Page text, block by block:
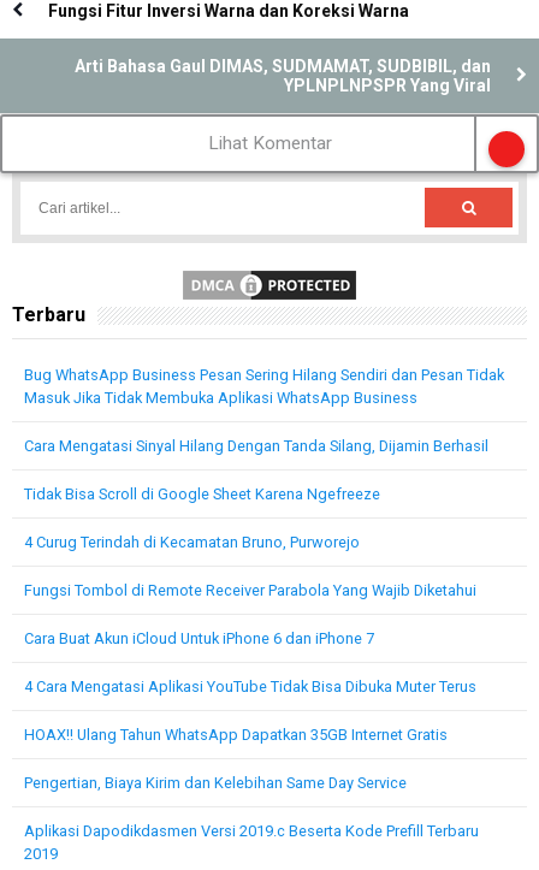
Fungsi Fitur Inversi Warna dan Koreksi Warna
Arti Bahasa Gaul DIMAS, SUDMAMAT, SUDBIBIL, dan
YPLNPLNPSPR Yang Viral
Lihat Komentar
Terbaru
Bug WhatsApp Business Pesan Sering Hilang Sendiri dan Pesan Tidak
Masuk Jika Tidak Membuka Aplikasi WhatsApp Business
Cara Mengatasi Sinyal Hilang Dengan Tanda Silang, Dijamin Berhasil
Tidak Bisa Scroll di Google Sheet Karena Ngefreeze
4 Curug Terindah di Kecamatan Bruno, Purworejo
Fungsi Tombol di Remote Receiver Parabola Yang Wajib Diketahui
Cara Buat Akun iCloud Untuk iPhone 6 dan iPhone 7
4 Cara Mengatasi Aplikasi YouTube Tidak Bisa Dibuka Muter Terus
HOAX!! Ulang Tahun WhatsApp Dapatkan 35GB Internet Gratis
Pengertian, Biaya Kirim dan Kelebihan Same Day Service
Aplikasi Dapodikdasmen Versi 2019.c Beserta Kode Prefill Terbaru
2019